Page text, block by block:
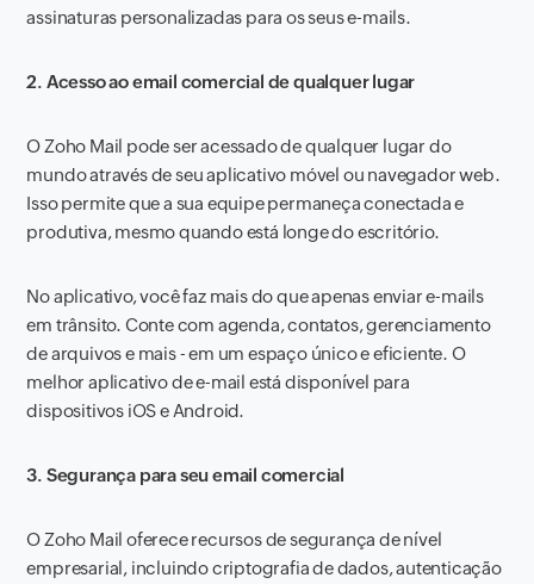
assinaturas personalizadas para os seus e-mails.
2. Acesso ao email comercial de qualquer lugar
O Zoho Mail pode ser acessado de qualquer lugar do
mundo através de seu aplicativo móvel ou navegador web.
Isso permite que a sua equipe permaneça conectada e
produtiva, mesmo quando está longe do escritório.
No aplicativo, você faz mais do que apenas enviar e-mails
em trânsito. Conte com agenda, contatos, gerenciamento
de arquivos e mais - em um espaço único e eficiente. O
melhor aplicativo de e-mail está disponível para
dispositivos iOS e Android.
3. Segurança para seu email comercial
O Zoho Mail oferece recursos de segurança de nível
empresarial, incluindo criptografia de dados, autenticação